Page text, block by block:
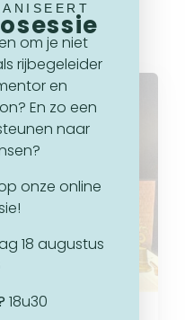
om je niet
rijbegeleider
en
En zo een
naar
onze online
18 augustus
18u30